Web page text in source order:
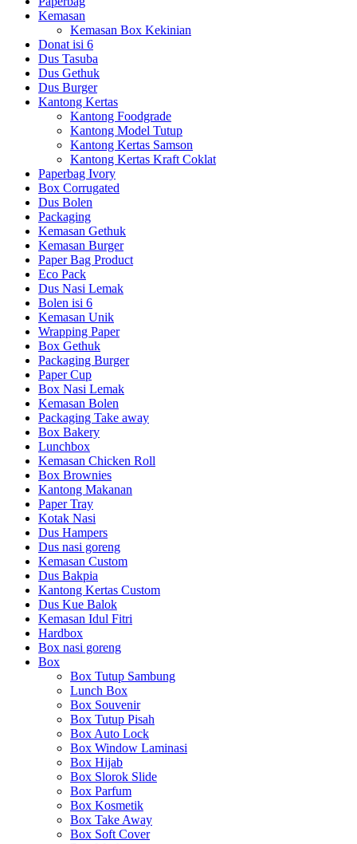
Kemasan
Kemasan Box Kekinian
Donat isi 6
Dus Tasuba
Dus Gethuk
Dus Burger
Kantong Kertas
Kantong Foodgrade
Kantong Model Tutup
Kantong Kertas Samson
Kantong Kertas Kraft Coklat
Paperbag Ivory
Box Corrugated
Dus Bolen
Packaging
Kemasan Gethuk
Kemasan Burger
Paper Bag Product
Eco Pack
Dus Nasi Lemak
Bolen isi 6
Kemasan Unik
Wrapping Paper
Box Gethuk
Packaging Burger
Paper Cup
Box Nasi Lemak
Kemasan Bolen
Packaging Take away
Box Bakery
Lunchbox
Kemasan Chicken Roll
Box Brownies
Kantong Makanan
Paper Tray
Kotak Nasi
Dus Hampers
Dus nasi goreng
Kemasan Custom
Dus Bakpia
Kantong Kertas Custom
Dus Kue Balok
Kemasan Idul Fitri
Hardbox
Box nasi goreng
Box
Box Tutup Sambung
Lunch Box
Box Souvenir
Box Tutup Pisah
Box Auto Lock
Box Window Laminasi
Box Hijab
Box Slorok Slide
Box Parfum
Box Kosmetik
Box Take Away
Box Soft Cover